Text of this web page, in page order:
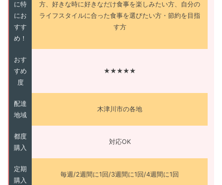
に特
にお
すす
め！
方、好きな時に好きなだけ食事を楽しみたい方、自分の
ライフスタイルに合った食事を選びたい方・節約を目指
す方
おす
すめ
度
★★★★★
配達
地域
木津川市の各地
都度
購入
対応OK
定期
購入
毎週/2週間に1回/3週間に1回/4週間に1回